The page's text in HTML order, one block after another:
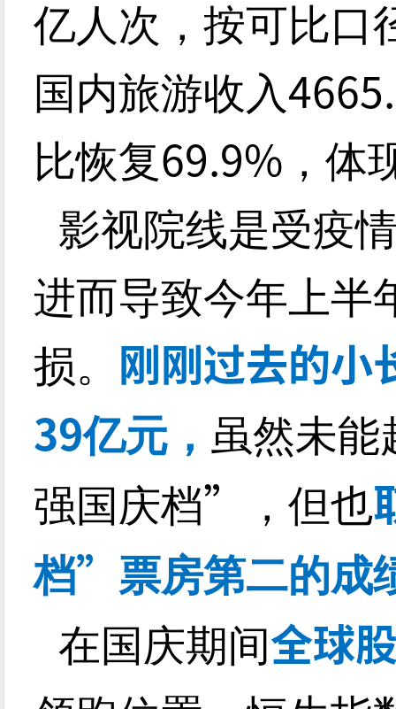
亿人次，按可比口
国内旅游收入
比恢复69.9% ，体
影视院线是受疫
进而导致今年上半
损。 刚刚过去的小
39亿元， 虽然未能
强国庆档” ，但也
档” 票房第二的成
在国庆期间全球